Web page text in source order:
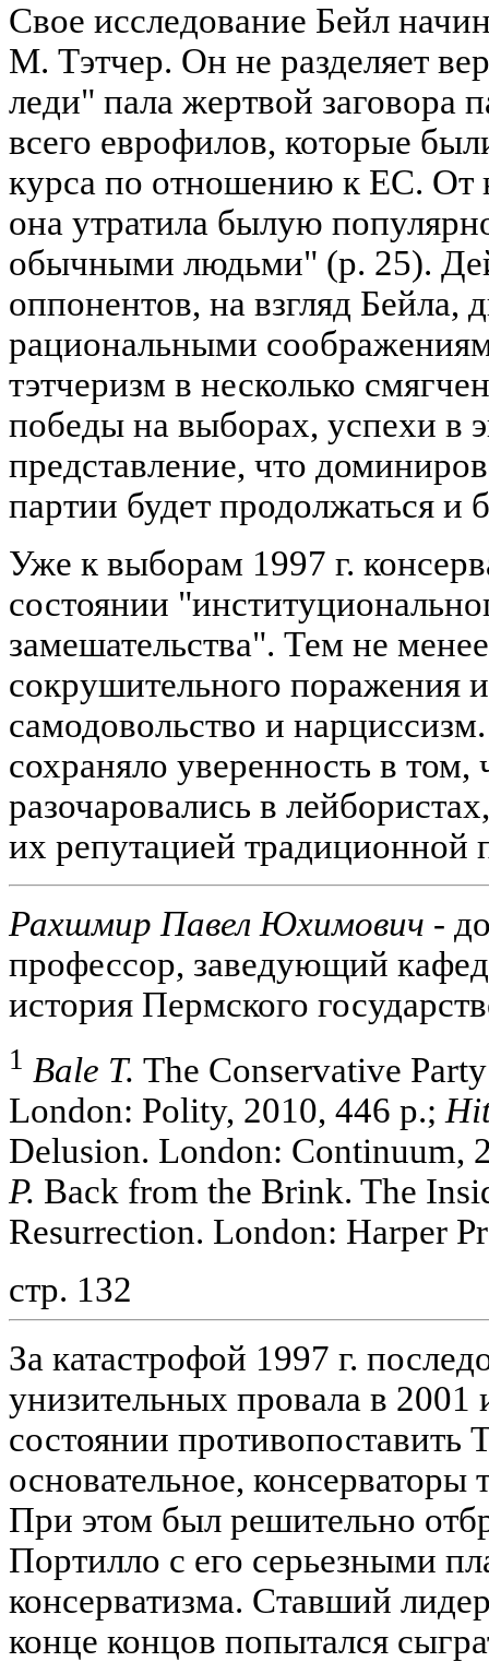
Свое исследование Бейл
М. Тэтчер. Он не разделяет
леди" пала жертвой заговора
всего еврофилов, которые
курса по отношению к ЕС. От
она утратила былую
обычными людьми" (р. 25).
оппонентов, на взгляд Бейла,
рациональными
тэтчеризм в несколько
победы на выборах, успехи в
представление, что
партии будет продолжаться и
Уже к выборам 1997 г.
состоянии
замешательства". Тем не
сокрушительного поражения
самодовольство и
сохраняло уверенность в том,
разочаровались в
их репутацией традиционной
Рахшмир Павел Юхимович -
профессор, заведующий
история Пермского
1 Bale Т. The Conservative
London: Polity, 2010, 446 p.;
Delusion. London: Continuum,
P. Back from the Brink. The
Resurrection. London: Harper
стр. 132
За катастрофой 1997 г.
унизительных провала в 2001
состоянии противопоставить
основательное, консерваторы
При этом был решительно
Портилло с его серьезными
консерватизма. Ставший
конце концов попытался